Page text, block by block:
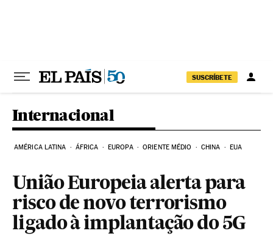
SUSCRÍBETE
Internacional
AMÉRICA LATINA ÁFRICA EUROPA ORIENTE MÉDIO CHINA EUA
União Europeia alerta para
risco de novo terrorismo
ligado à implantação do 5G